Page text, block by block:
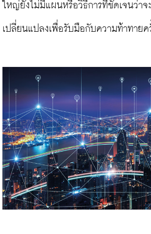
ใหญ่ยังไม่มีแผนหรือวิธีการที่ชัดเจนว่าจ
เปลี่ยนแปลงเพื่อรับมือกับความท้าทายค